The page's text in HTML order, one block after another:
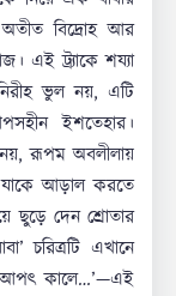
বিদ্রোহ আর
এই ট্র্যাকে শয্যা
ভুল নয়, এটি
ইশতেহার।
রূপম অবলীলায়
যাকে আড়াল করতে
ছুড়ে দেন শ্রোতার
চরিত্রটি এখানে
কালে…’—এই